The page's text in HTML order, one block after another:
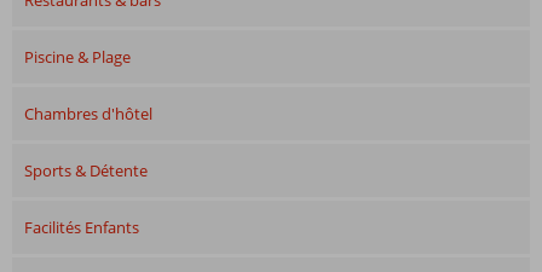
Piscine & Plage
Chambres d'hôtel
Sports & Détente
Facilités Enfants